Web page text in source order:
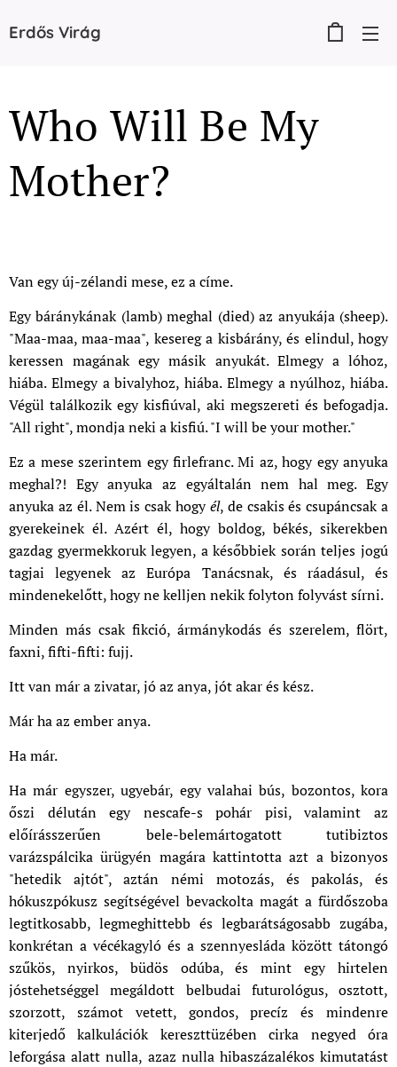
Erdős Virág
Who Will Be My
Mother?
Van egy új-zélandi mese, ez a címe.
Egy báránykának (lamb) meghal (died) az anyukája (sheep).
"Maa-maa, maa-maa", kesereg a kisbárány, és elindul, hogy
keressen magának egy másik anyukát. Elmegy a lóhoz,
hiába. Elmegy a bivalyhoz, hiába. Elmegy a nyúlhoz, hiába.
Végül találkozik egy kisfiúval, aki megszereti és befogadja.
"All right", mondja neki a kisfiú. "I will be your mother."
Ez a mese szerintem egy firlefranc. Mi az, hogy egy anyuka
meghal?! Egy anyuka az egyáltalán nem hal meg. Egy
anyuka az él. Nem is csak hogyél, de csakis és csupáncsak a
gyerekeinek él. Azért él, hogy boldog, békés, sikerekben
gazdag gyermekkoruk legyen, a későbbiek során teljes jogú
tagjai legyenek az Európa Tanácsnak, és ráadásul, és
mindenekelőtt, hogy ne kelljen nekik folyton folyvást sírni.
Minden más csak fikció, ármánykodás és szerelem, flört,
faxni, fifti-fifti: fujj.
Itt van már a zivatar, jó az anya, jót akar és kész.
Már ha az ember anya.
Ha már.
Ha már egyszer, ugyebár, egy valahai bús, bozontos, kora
őszi délután egy nescafe-s pohár pisi, valamint az
előírásszerűen bele-belemártogatott tutibiztos
varázspálcika ürügyén magára kattintotta azt a bizonyos
"hetedik ajtót", aztán némi motozás, és pakolás, és
hókuszpókusz segítségével bevackolta magát a fürdőszoba
legtitkosabb, legmeghittebb és legbarátságosabb zugába,
konkrétan a vécékagyló és a szennyesláda között tátongó
szűkös, nyirkos, büdös odúba, és mint egy hirtelen
jóstehetséggel megáldott belbudai futurológus, osztott,
szorzott, számot vetett, gondos, precíz és mindenre
kiterjedő kalkulációk kereszttüzében cirka negyed óra
leforgása alatt nulla, azaz nulla hibaszázalékos kimutatást